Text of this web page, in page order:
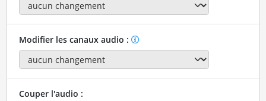
Modifier les canaux audio :
Couper l'audio :